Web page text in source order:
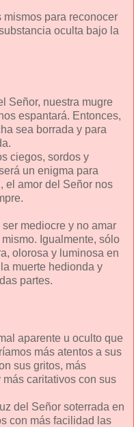
para reconocer
oculta bajo la
Señor, nuestra mugre
espantará. Entonces,
sea borrada y para
ciegos, sordos y
un enigma para
el amor del Señor nos
mediocre y no amar
Igualmente, sólo
olorosa y luminosa en
muerte hedionda y
partes.
aparente u oculto que
más atentos a sus
sus gritos, más
caritativos con sus
del Señor soterrada en
con más facilidad las